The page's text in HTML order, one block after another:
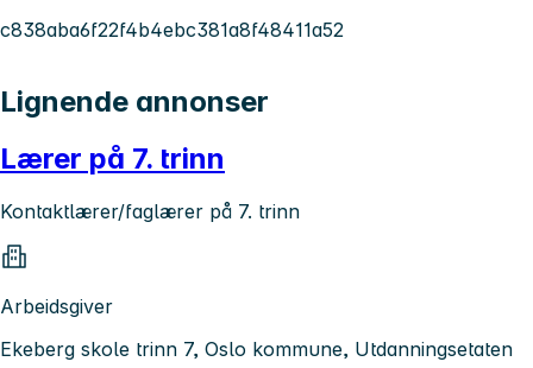
c838aba6f22f4b4ebc381a8f48411a52
Lignende annonser
Lærer på 7. trinn
Kontaktlærer/faglærer på 7. trinn
Arbeidsgiver
Ekeberg skole trinn 7, Oslo kommune, Utdanningsetaten